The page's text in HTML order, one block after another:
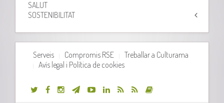
SALUT
SOSTENIBILITAT
Serveis Compromis RSE
Treballar a Culturama
Avís legal i Política de cookies